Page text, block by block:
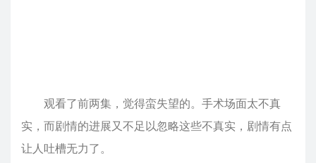
观看了前两集，觉得蛮失望的。手术场面太不真
实，而剧情的进展又不足以忽略这些不真实，剧情有点
让人吐槽无力了。